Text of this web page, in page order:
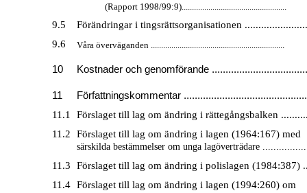
(Rapport 1998/99:9)...................................................
9.5
Förändringar i tingsrättsorganisationen
9.6
Våra överväganden .................................................................
10 Kostnader och genomförande
11 Författningskommentar .............................................
11.1
Förslaget till lag om ändring i rättegångsbalken
11.2
Förslaget till lag om ändring i lagen (1964:167) med
särskilda bestämmelser om unga lagöverträdare
11.3
Förslaget till lag om ändring i polislagen (1984:387)
11.4 Förslaget till lag om ändring i lagen (1994:260) om